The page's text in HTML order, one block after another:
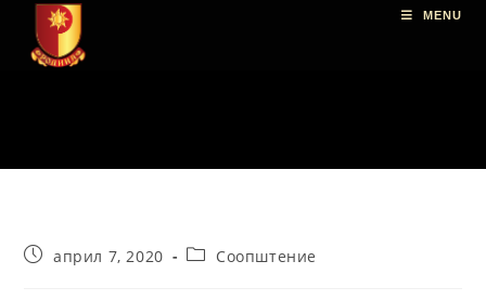
MENU
април 7, 2020 Соопштение